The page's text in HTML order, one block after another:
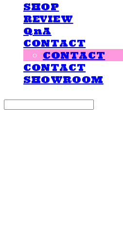
SHOP
REVIEW
QnA
CONTACT
CONTACT
CONTACT
SHOWROOM